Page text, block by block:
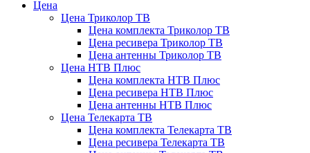
Цена
Цена Триколор ТВ
Цена комплекта Триколор ТВ
Цена ресивера Триколор ТВ
Цена антенны Триколор ТВ
Цена НТВ Плюс
Цена комплекта НТВ Плюс
Цена ресивера НТВ Плюс
Цена антенны НТВ Плюс
Цена Телекарта ТВ
Цена комплекта Телекарта ТВ
Цена ресивера Телекарта ТВ